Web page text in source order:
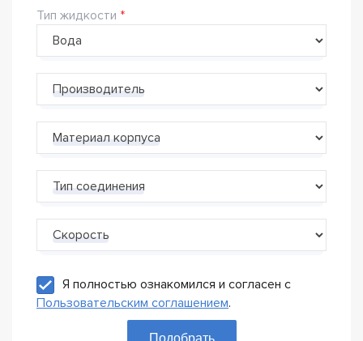
Тип жидкости
Производитель
Материал корпуса
Тип соединения
Скорость
Я полностью ознакомился и согласен с
Пользовательским соглашением.